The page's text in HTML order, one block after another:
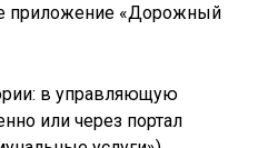
приложение «Дорожный
в управляющую
или через портал